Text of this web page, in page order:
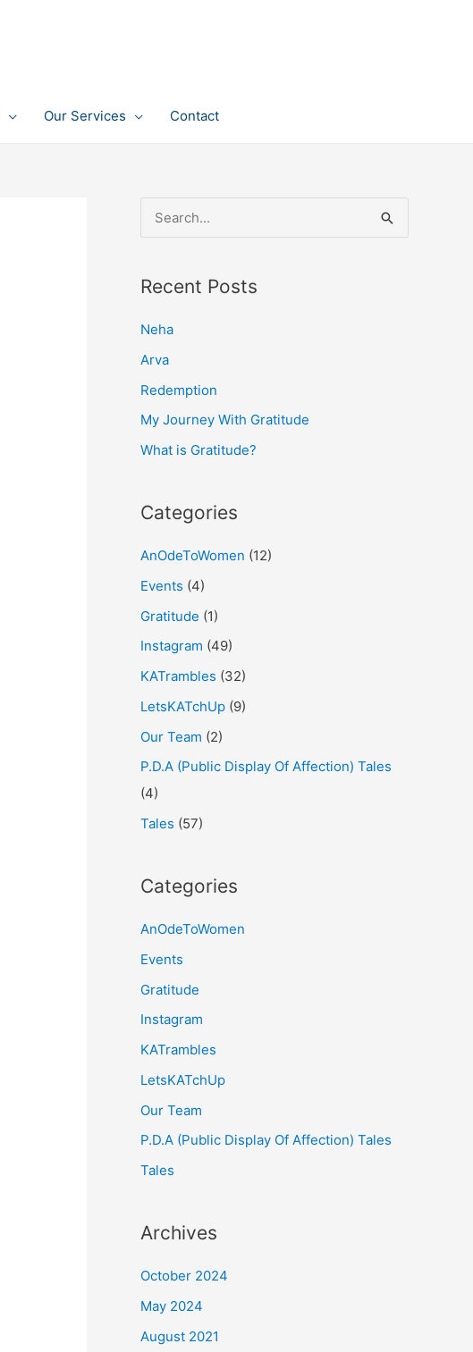
Our Services Contact
e
r
f
o
r
:
Recent Posts
Neha
Arva
Redemption
My Journey With Gratitude
What is Gratitude?
Categories
AnOdeToWomen (12)
Events (4)
Gratitude (1)
Instagram (49)
KATrambles (32)
LetsKATchUp (9)
Our Team (2)
P.D.A (Public Display Of Affection) Tales
(4)
Tales (57)
Categories
AnOdeToWomen
Events
Gratitude
Instagram
KATrambles
LetsKATchUp
Our Team
P.D.A (Public Display Of Affection) Tales
Tales
Archives
October 2024
May 2024
August 2021